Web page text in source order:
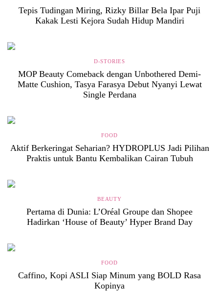
Tepis Tudingan Miring, Rizky Billar Bela Ipar Puji
Kakak Lesti Kejora Sudah Hidup Mandiri
D-STORIES
MOP Beauty Comeback dengan Unbothered Demi-
Matte Cushion, Tasya Farasya Debut Nyanyi Lewat
Single Perdana
FOOD
Aktif Berkeringat Seharian? HYDROPLUS Jadi Pilihan
Praktis untuk Bantu Kembalikan Cairan Tubuh
BEAUTY
Pertama di Dunia: L’Oréal Groupe dan Shopee
Hadirkan ‘House of Beauty’ Hyper Brand Day
FOOD
Caffino, Kopi ASLI Siap Minum yang BOLD Rasa
Kopinya